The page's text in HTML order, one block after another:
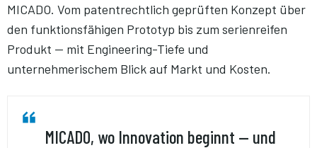
MICADO. Vom patentrechtlich geprüften Konzept über
den funktionsfähigen Prototyp bis zum serienreifen
Produkt — mit Engineering-Tiefe und
unternehmerischem Blick auf Markt und Kosten.
MICADO, wo Innovation beginnt — und